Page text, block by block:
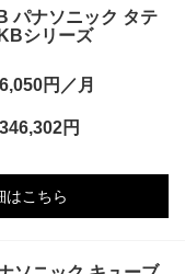
パナソニック タテ
シリーズ
6,050円／月
346,302円
はこちら